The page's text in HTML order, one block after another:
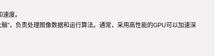
度。
”，负责处理图像数据和运行算法。通常，采用高性能的GPU可以加速深